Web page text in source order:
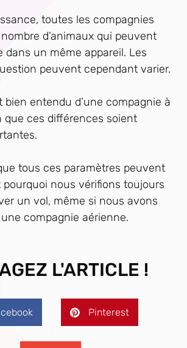
toutes les compagnies
d’animaux qui peuvent
dans un même appareil. Les
peuvent cependant varier.
bien entendu d’une compagnie à
que ces différences soient
tous ces paramètres peuvent
pourquoi nous vérifions toujours
un vol, même si nous avons
compagnie aérienne.
L'ARTICLE !
Pinterest